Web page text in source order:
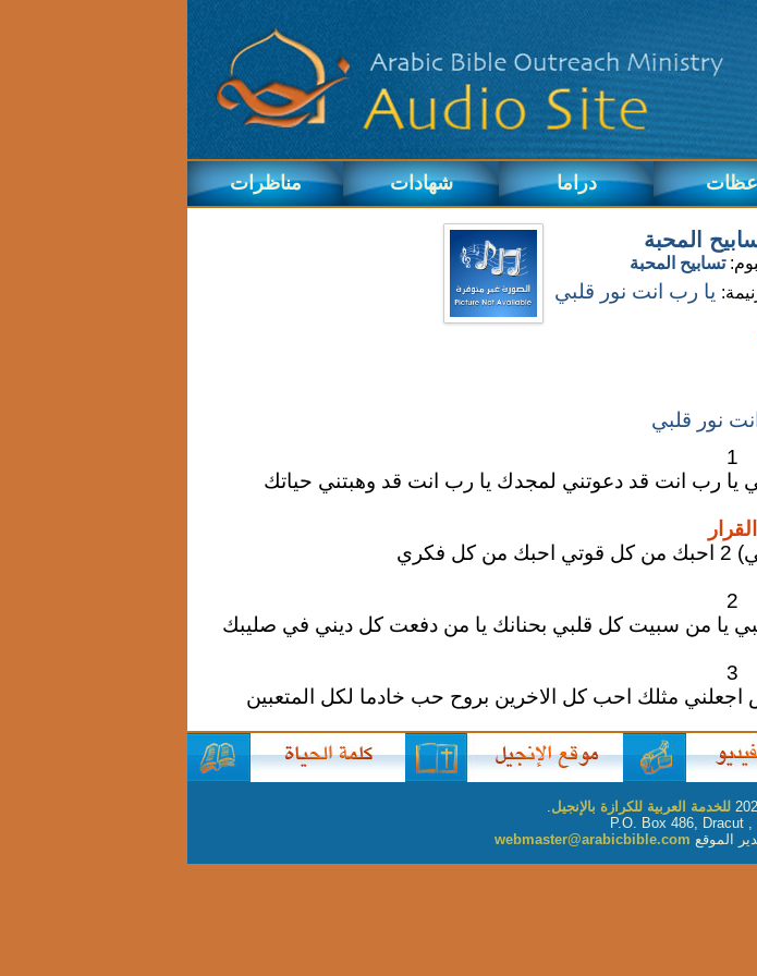
عظات دراما شهادات مناظرات
المحبة
تسابيح المحبة
يا رب انت نور قلبي
نور قلبي
1
يا رب انت قد دعوتني لمجدك يا رب انت قد وهبتني حياتك
القرار
2
يا من سبيت كل قلبي بحنانك يا من دفعت كل ديني في صليبك
3
مثلك احب كل الاخرين بروح حب خادما لكل المتعبين
للخدمة العربية للكرازة بالإنجيل.
P.O. Box 486, Dracut
الموقع webmaster@arabicbible.com